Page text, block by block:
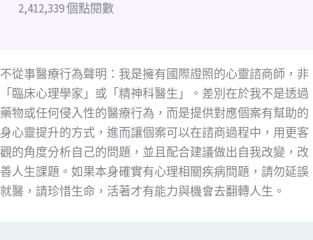
2,412,339 個點閱數
不從事醫療行為聲明：我是擁有國際證照的心靈諮商師，非
「臨床心理學家」或「精神科醫生」。差別在於我不是透過
藥物或任何侵入性的醫療行為，而是提供對應個案有幫助的
身心靈提升的方式，進而讓個案可以在諮商過程中，用更客
觀的角度分析自己的問題，並且配合建議做出自我改變，改
善人生課題。如果本身確實有心理相關疾病問題，請勿延誤
就醫，請珍惜生命，活著才有能力與機會去翻轉人生。